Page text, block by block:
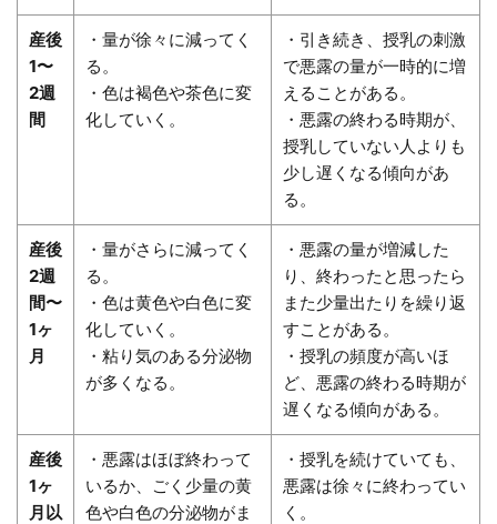
産後
1〜
2週
間
・量が徐々に減ってく
る。
・色は褐色や茶色に変
化していく。
・引き続き、授乳の刺激
で悪露の量が一時的に増
えることがある。
・悪露の終わる時期が、
授乳していない人よりも
少し遅くなる傾向があ
る。
産後
2週
間〜
1ヶ
月
・量がさらに減ってく
る。
・色は黄色や白色に変
化していく。
・粘り気のある分泌物
が多くなる。
・悪露の量が増減した
り、終わったと思ったら
また少量出たりを繰り返
すことがある。
・授乳の頻度が高いほ
ど、悪露の終わる時期が
遅くなる傾向がある。
産後
1ヶ
月以
・悪露はほぼ終わって
いるか、ごく少量の黄
色や白色の分泌物がま
・授乳を続けていても、
悪露は徐々に終わってい
く。